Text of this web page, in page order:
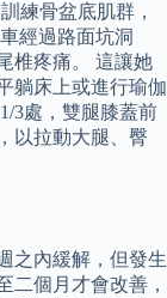
練骨盆底肌群，
經過路面坑洞
椎疼痛。 這讓她
躺床上或進行瑜伽
3處，雙腿膝蓋前
以拉動大腿、臀
之內緩解，但發生
二個月才會改善，